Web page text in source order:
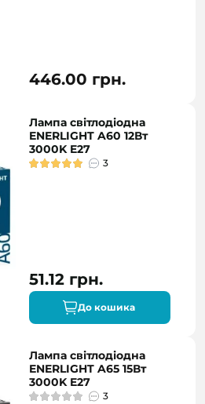
446.00 грн.
Лампа світлодіодна
ENERLIGHT A60 12Вт
3000K E27
3
51.12 грн.
До кошика
Лампа світлодіодна
ENERLIGHT A65 15Вт
3000K E27
3